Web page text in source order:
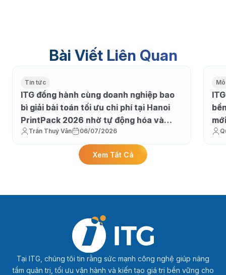
Bài Viết Liên Quan
Tin tức
ITG đồng hành cùng doanh nghiệp bao
bì giải bài toán tối ưu chi phí tại Hanoi
PrintPack 2026 nhờ tự động hóa và
thực thi sản xuất
Trần Thuý Vân 06/07/2026
Xem Tất Cả
Tại ITG, chúng tôi tin rằng sức mạnh công nghệ giúp nâng
tầm quản trị, tối ưu vận hành và kiến tạo giá trị bền vững cho